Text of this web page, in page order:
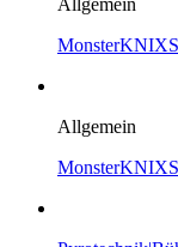
Allgemein